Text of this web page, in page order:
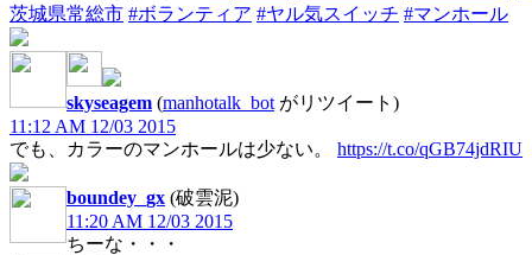
茨城県常総市 #ボランティア #ヤル気スイッチ #マンホール
skyseagem (manhotalk_bot がリツイート)
11:12 AM 12/03 2015
でも、カラーのマンホールは少ない。 https://t.co/qGB74jdRIU
boundey_gx (破雲泥)
11:20 AM 12/03 2015
ちーな・・・